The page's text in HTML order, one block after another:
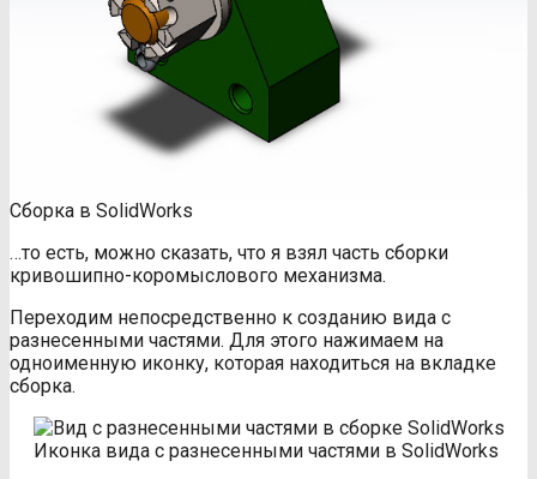
Сборка в SolidWorks
…то есть, можно сказать, что я взял часть сборки
кривошипно-коромыслового механизма.
Переходим непосредственно к созданию вида с
разнесенными частями. Для этого нажимаем на
одноименную иконку, которая находиться на вкладке
сборка.
Иконка вида с разнесенными частями в SolidWorks